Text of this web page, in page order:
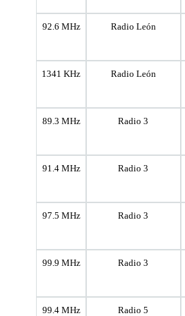
92.6 MHz Radio León
1341 KHz Radio León
89.3 MHz Radio 3
91.4 MHz Radio 3
97.5 MHz Radio 3
99.9 MHz Radio 3
99.4 MHz Radio 5